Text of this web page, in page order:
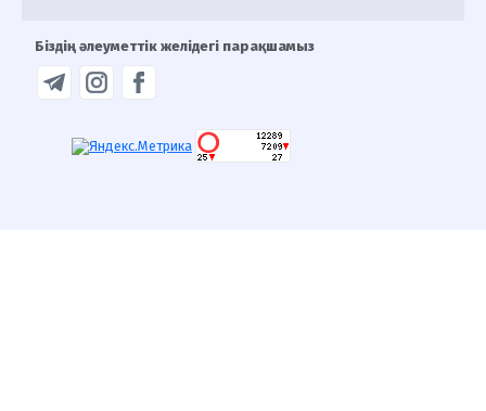
Біздің әлеуметтік желідегі парақшамыз